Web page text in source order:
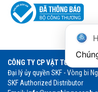
CÔNG TY CP VẬT TƯ THƯƠNG
Đại lý ủy quyền SKF - Vòng bi
SKF Authorized Distributor